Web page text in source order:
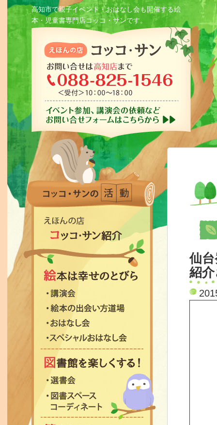
高知市で親子イベント・おはなし会も開催する絵
本・児童書専門店コッコ・サンです。
コッコ・サン
お問い合わ
イベント参
コッコ・サンの活
絵本は幸せのとびら
選書会
図書スペース コーデ
仙
紹